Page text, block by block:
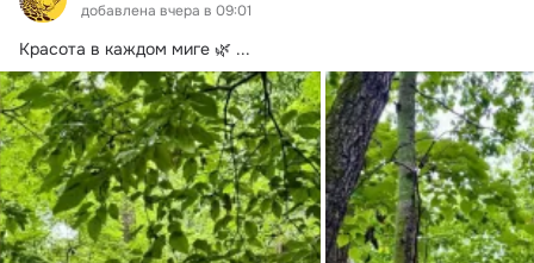
добавлена вчера в 09:01
Красота в каждом миге 🌿 ...